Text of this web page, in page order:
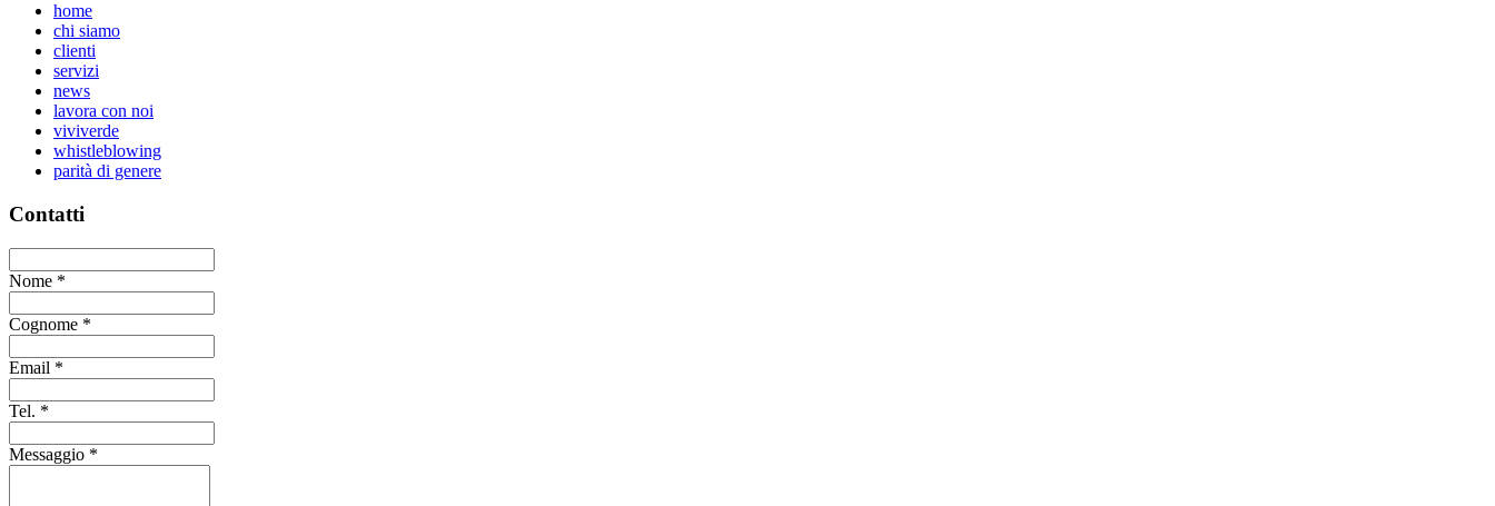
home
chi siamo
clienti
servizi
news
lavora con noi
viviverde
whistleblowing
parità di genere
Contatti
Nome *
Cognome *
Email *
Tel. *
Messaggio *